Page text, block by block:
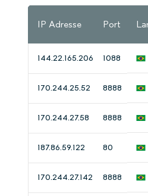
IP Adresse Port
144.22.165.206 1088
170.244.25.52 8888
170.244.27.58 8888
187.86.59.122 80
170.244.27.142 8888